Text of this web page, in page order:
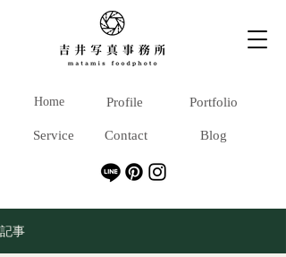
Home Profile
Service Contact
Portfolio
Blog
記事